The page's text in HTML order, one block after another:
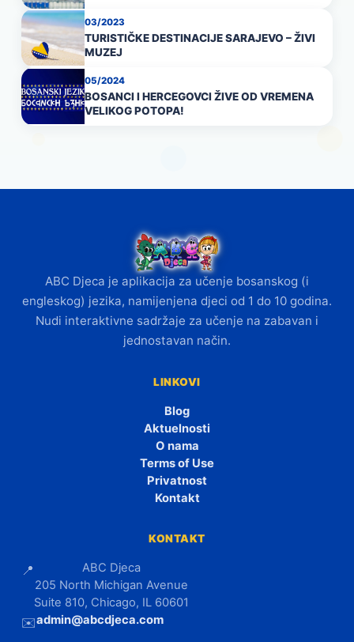
03/2023
TURISTIČKE DESTINACIJE SARAJEVO – ŽIVI
MUZEJ
05/2024
BOSANCI I HERCEGOVCI ŽIVE OD VREMENA
VELIKOG POTOPA!
ABC Djeca je aplikacija za učenje bosanskog (i
engleskog) jezika, namijenjena djeci od 1 do 10 godina.
Nudi interaktivne sadržaje za učenje na zabavan i
jednostavan način.
LINKOVI
Blog
Aktuelnosti
O nama
Terms of Use
Privatnost
Kontakt
KONTAKT
📍
ABC Djeca
205 North Michigan Avenue
Suite 810, Chicago, IL 60601
✉️admin@abcdjeca.com